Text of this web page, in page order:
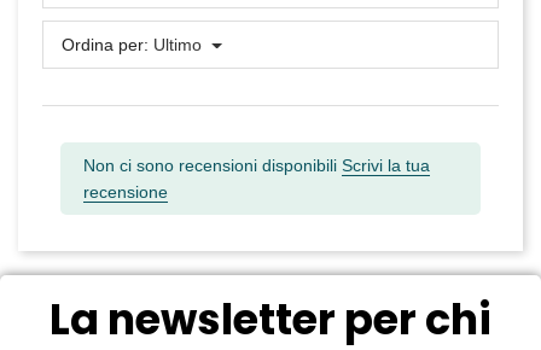
Ordina per: Ultimo
Non ci sono recensioni disponibili Scrivi la tua
recensione
La newsletter per chi